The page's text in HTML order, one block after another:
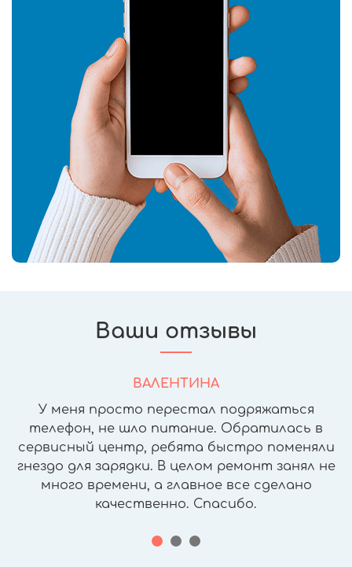
Ваши отзывы
ВАЛЕНТИНА
У меня просто перестал подряжаться
телефон, не шло питание. Обратилась в
сервисный центр, ребята быстро поменяли
гнездо для зарядки. В целом ремонт занял не
много времени, а главное все сделано
качественно. Спасибо.